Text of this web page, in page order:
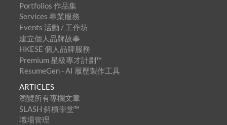
Portfolios 作品集
Services 專業服務
Events 活動 / 工作坊
建立個人品牌故事
HKESE 個人品牌服務
Premium 星級專才計劃™
ResumeGen - AI 履歷製作工具
ARTICLES
瀏覽所有專欄文章
SLASH 斜槓學堂™
職場管理